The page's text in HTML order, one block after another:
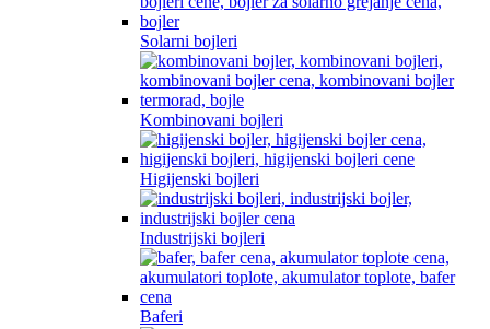
Solarni bojleri
Kombinovani bojleri
Higijenski bojleri
Industrijski bojleri
Baferi